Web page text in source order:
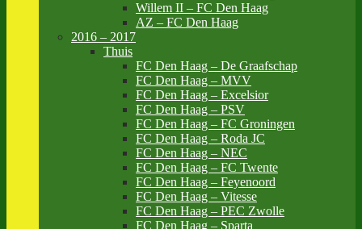
Willem II – FC Den Haag
AZ – FC Den Haag
2016 – 2017
Thuis
FC Den Haag – De Graafschap
FC Den Haag – MVV
FC Den Haag – Excelsior
FC Den Haag – PSV
FC Den Haag – FC Groningen
FC Den Haag – Roda JC
FC Den Haag – NEC
FC Den Haag – FC Twente
FC Den Haag – Feyenoord
FC Den Haag – Vitesse
FC Den Haag – PEC Zwolle
FC Den Haag – Sparta